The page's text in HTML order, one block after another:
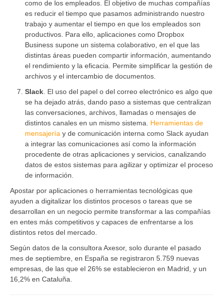
como de los empleados. El objetivo de muchas compañías
es reducir el tiempo que pasamos administrando nuestro
trabajo y aumentar el tiempo en que los empleados son
productivos. Para ello, aplicaciones como Dropbox
Business supone un sistema colaborativo, en el que las
distintas áreas pueden compartir información, aumentando
el rendimiento y la eficacia. Permite simplificar la gestión de
archivos y el intercambio de documentos.
Slack . El uso del papel o del correo electrónico es algo que
se ha dejado atrás, dando paso a sistemas que centralizan
las conversaciones, archivos, llamadas o mensajes de
distintos canales en un mismo sistema. Herramientas de
mensajería y de comunicación interna como Slack ayudan
a integrar las comunicaciones así como la información
procedente de otras aplicaciones y servicios, canalizando
datos de estos sistemas para agilizar y optimizar el proceso
de información.
Apostar por aplicaciones o herramientas tecnológicas que
ayuden a digitalizar los distintos procesos o tareas que se
desarrollan en un negocio permite transformar a las compañías
en entes más competitivos y capaces de enfrentarse a los
distintos retos del mercado.
Según datos de la consultora Axesor, solo durante el pasado
mes de septiembre, en España se registraron 5.759 nuevas
empresas, de las que el 26% se establecieron en Madrid, y un
16,2% en Cataluña.